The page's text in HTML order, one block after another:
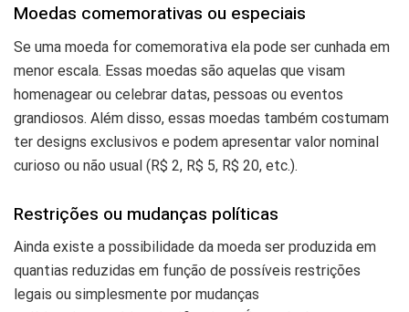
Moedas comemorativas ou especiais
Se uma moeda for comemorativa ela pode ser cunhada em
menor escala. Essas moedas são aquelas que visam
homenagear ou celebrar datas, pessoas ou eventos
grandiosos. Além disso, essas moedas também costumam
ter designs exclusivos e podem apresentar valor nominal
curioso ou não usual (R$ 2, R$ 5, R$ 20, etc.).
Restrições ou mudanças políticas
Ainda existe a possibilidade da moeda ser produzida em
quantias reduzidas em função de possíveis restrições
legais ou simplesmente por mudanças